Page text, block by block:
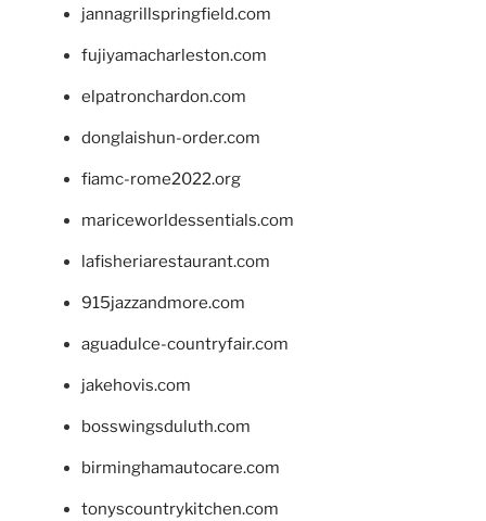
jannagrillspringfield.com
fujiyamacharleston.com
elpatronchardon.com
donglaishun-order.com
fiamc-rome2022.org
mariceworldessentials.com
lafisheriarestaurant.com
915jazzandmore.com
aguadulce-countryfair.com
jakehovis.com
bosswingsduluth.com
birminghamautocare.com
tonyscountrykitchen.com